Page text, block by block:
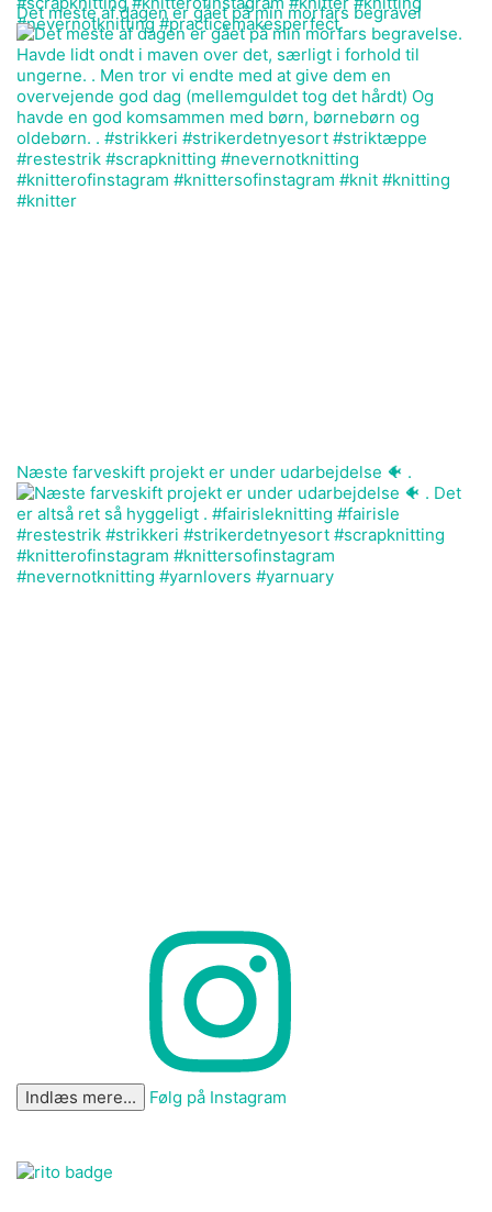
Det meste af dagen er gået på min morfars begravel
Næste farveskift projekt er under udarbejdelse 🐠 .
Indlæs mere... Følg på Instagram